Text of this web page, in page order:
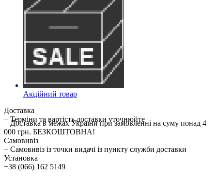
Акційний товар
Доставка
− Терміни та вартість доставки уточнюйте
− Доставка в межах України при замовленні на суму понад 4
000 грн. БЕЗКОШТОВНА!
Самовивіз
− Самовивіз із точки видачі із пункту служби доставки
Установка
−38 (066) 162 5149